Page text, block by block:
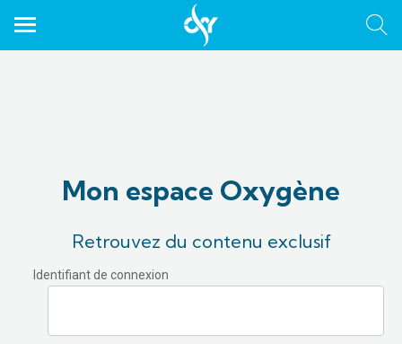
Mon espace Oxygène
Retrouvez du contenu exclusif
Identifiant de connexion